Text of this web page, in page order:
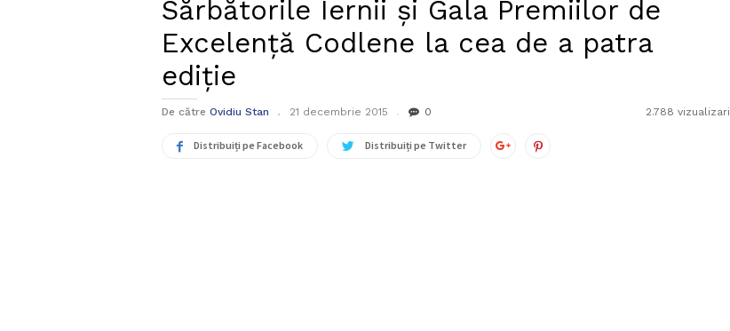
Sărbătorile Iernii și Gala Premiilor de
Excelență Codlene la cea de a patra
ediție
De către Ovidiu Stan 21 decembrie 2015 0 2.788 vizualizari
Distribuiți pe Facebook Distribuiți pe Twitter